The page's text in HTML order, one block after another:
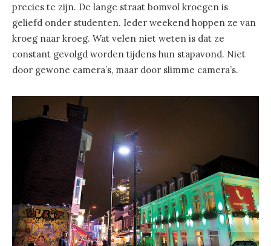
precies te zijn. De lange straat bomvol kroegen is
geliefd onder studenten. Ieder weekend hoppen ze van
kroeg naar kroeg. Wat velen niet weten is dat ze
constant gevolgd worden tijdens hun stapavond. Niet
door gewone camera’s, maar door slimme camera’s.